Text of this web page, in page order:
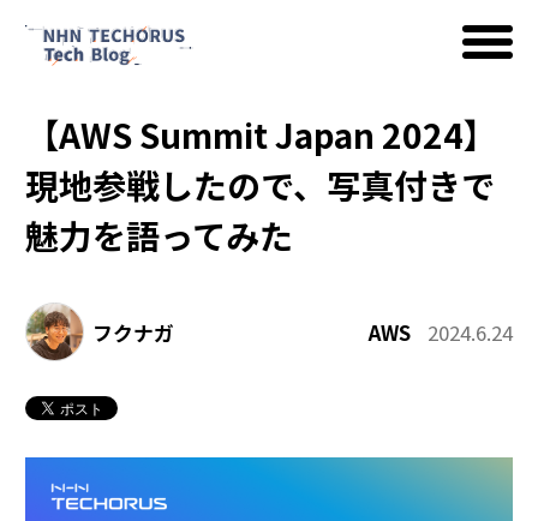
AWS
Google Cloud
イベント
コラム
【AWS Summit Japan 2024】
現地参戦したので、写真付きで
魅力を語ってみた
フクナガ AWS 2024.6.24